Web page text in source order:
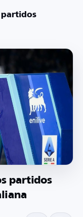
partidos
partidos